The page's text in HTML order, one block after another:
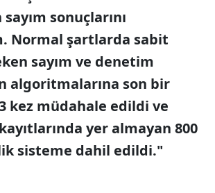
sonuçlarını
Normal şartlarda sabit
sayım ve denetim
algoritmalarına son bir
kez müdahale edildi ve
yer almayan 800
sisteme dahil edildi."